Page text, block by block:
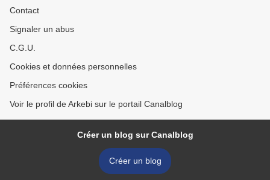
Contact
Signaler un abus
C.G.U.
Cookies et données personnelles
Préférences cookies
Voir le profil de Arkebi sur le portail Canalblog
Créer un blog sur Canalblog
Créer un blog